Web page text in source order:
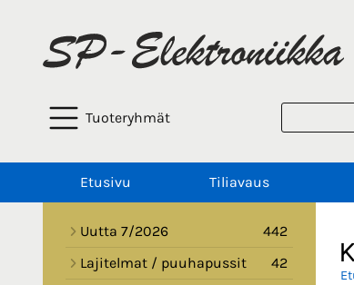
Tuoteryhmät
Etusivu Tiliavaus
Uutta 7/2026
442
Lajitelmat / puuhapussit
42